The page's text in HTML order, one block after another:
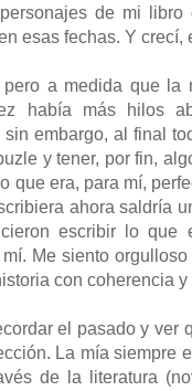
de mi libro
esas fechas. Y
a medida que la
había más hilos
embargo, al final
y tener, por fin,
que era, para mí,
ahora saldría
escribir lo
Me siento
con coherencia
el pasado y ver
La mía siempre
de la literatura